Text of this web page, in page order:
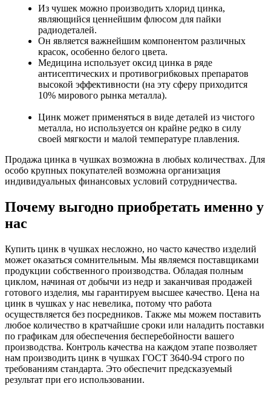
Из чушек можно производить хлорид цинка,
являющийся ценнейшим флюсом для пайки
радиодеталей.
Он является важнейшим компонентом различных
красок, особенно белого цвета.
Медицина использует оксид цинка в ряде
антисептических и противогрибковых препаратов
высокой эффективности (на эту сферу приходится
10% мирового рынка металла).
Цинк может применяться в виде деталей из чистого
металла, но используется он крайне редко в силу
своей мягкости и малой температуре плавления.
Продажа цинка в чушках возможна в любых количествах. Для
особо крупных покупателей возможна организация
индивидуальных финансовых условий сотрудничества.
Почему выгодно приобретать именно у
нас
Купить цинк в чушках несложно, но часто качество изделий
может оказаться сомнительным. Мы являемся поставщиками
продукции собственного производства. Обладая полным
циклом, начиная от добычи из недр и заканчивая продажей
готового изделия, мы гарантируем высшее качество. Цена на
цинк в чушках у нас невелика, потому что работа
осуществляется без посредников. Также мы можем поставить
любое количество в кратчайшие сроки или наладить поставки
по графикам для обеспечения бесперебойности вашего
производства. Контроль качества на каждом этапе позволяет
нам производить цинк в чушках ГОСТ 3640-94 строго по
требованиям стандарта. Это обеспечит предсказуемый
результат при его использовании.